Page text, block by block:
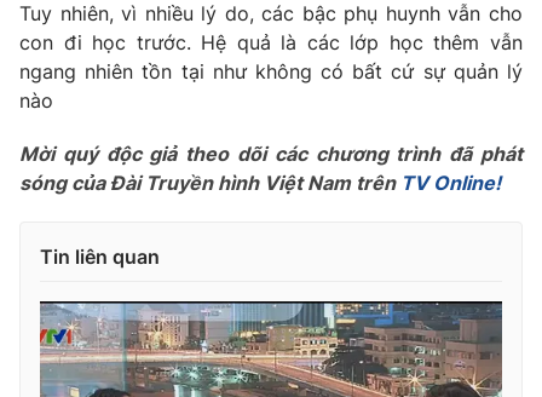
Hitech Công nghệ tương lai
Sản phẩm
Thị trường
Tư vấn
Giao lưu trực tuyến
Lịch phát sóng
Chuyên mục khác
Emagazine
Photo Infographic
Video Shorts video
Tuy nhiên, vì nhiều lý do, các bậc phụ huynh vẫn cho
con đi học trước. Hệ quả là các lớp học thêm vẫn
ngang nhiên tồn tại như không có bất cứ sự quản lý
nào
Mời quý độc giả theo dõi các chương trình đã phát
sóng của Đài Truyền hình Việt Nam trên TV Online!
Tin liên quan